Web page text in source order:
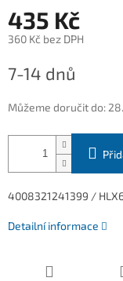
435 Kč
360 Kč bez DPH
cena:
7-14 dnů
Můžeme doručit do:
4008321241399 /
Detailní informace